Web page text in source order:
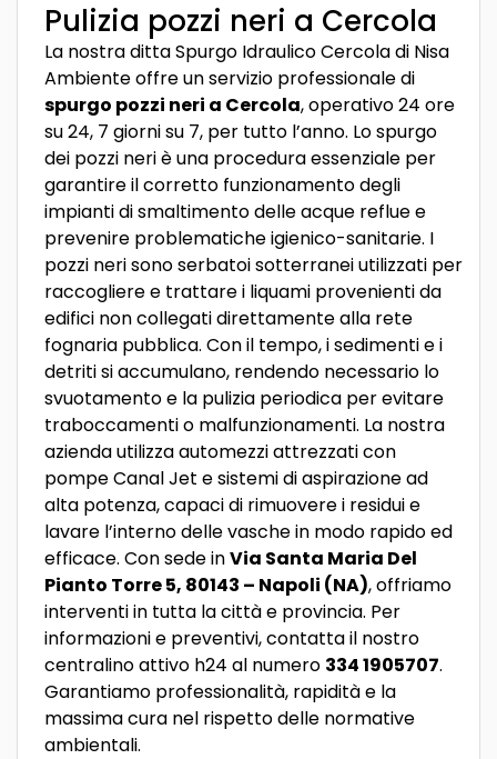
Pulizia pozzi neri a Cercola
La nostra ditta Spurgo Idraulico Cercola di Nisa
Ambiente offre un servizio professionale di
spurgo pozzi neri a Cercola, operativo 24 ore
su 24, 7 giorni su 7, per tutto l’anno. Lo spurgo
dei pozzi neri è una procedura essenziale per
garantire il corretto funzionamento degli
impianti di smaltimento delle acque reflue e
prevenire problematiche igienico-sanitarie. I
pozzi neri sono serbatoi sotterranei utilizzati per
raccogliere e trattare i liquami provenienti da
edifici non collegati direttamente alla rete
fognaria pubblica. Con il tempo, i sedimenti e i
detriti si accumulano, rendendo necessario lo
svuotamento e la pulizia periodica per evitare
traboccamenti o malfunzionamenti. La nostra
azienda utilizza automezzi attrezzati con
pompe Canal Jet e sistemi di aspirazione ad
alta potenza, capaci di rimuovere i residui e
lavare l’interno delle vasche in modo rapido ed
efficace. Con sede inVia Santa Maria Del
Pianto Torre 5, 80143 – Napoli (NA), offriamo
interventi in tutta la città e provincia. Per
informazioni e preventivi, contatta il nostro
centralino attivo h24 al numero 334 1905707.
Garantiamo professionalità, rapidità e la
massima cura nel rispetto delle normative
ambientali.